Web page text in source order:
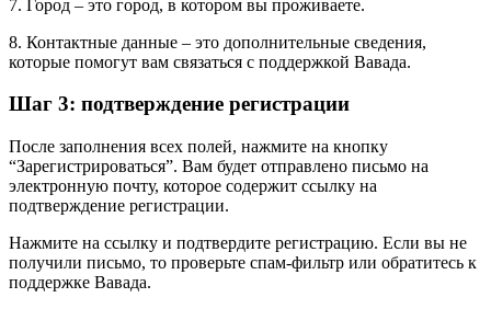
7. Город – это город, в котором вы проживаете.
8. Контактные данные – это дополнительные сведения,
которые помогут вам связаться с поддержкой Вавада.
Шаг 3: подтверждение регистрации
После заполнения всех полей, нажмите на кнопку
“Зарегистрироваться”. Вам будет отправлено письмо на
электронную почту, которое содержит ссылку на
подтверждение регистрации.
Нажмите на ссылку и подтвердите регистрацию. Если вы не
получили письмо, то проверьте спам-фильтр или обратитесь к
поддержке Вавада.